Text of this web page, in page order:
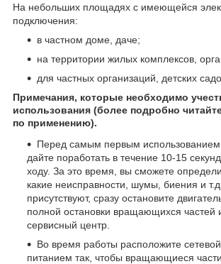
На небольших площадях с имеющейся
подключения:
в частном доме, даче;
на территории жилых комплексов,
для частных организаций, детских
Примечания, которые необходимо
использования (более подробно
по применению).
Перед самым первым использованием
дайте поработать в течение 10-15
ходу. За это время, вы сможете
какие неисправности, шумы, биения и
присутствуют, сразу остановите
полной остановки вращающихся частей
сервисный центр.
Во время работы расположите
питанием так, чтобы вращающиеся части